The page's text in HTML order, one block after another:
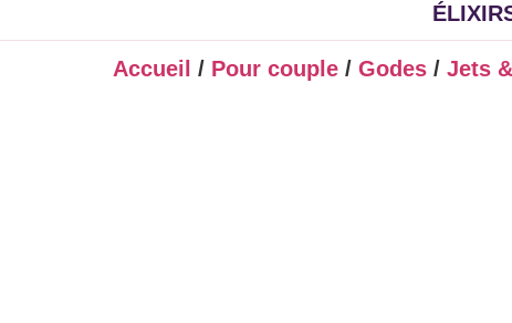
Accueil / Pour couple / Godes / Jets